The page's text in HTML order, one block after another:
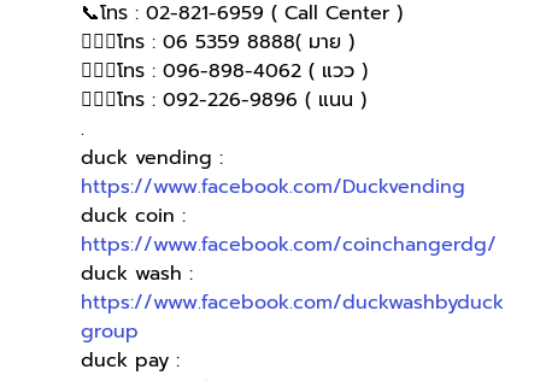
📞โทร : 02-821-6959 ( Call Center )
🙋🏻‍♀️โทร : 06 5359 8888( มาย )
🙋🏻‍♀โทร : 096-898-4062 ( แวว )
🙋🏻‍♀️โทร : 092-226-9896 ( แนน )
.
duck vending :
https://www.facebook.com/Duckvending
duck coin :
https://www.facebook.com/coinchangerdg/
duck wash :
https://www.facebook.com/duckwashbyduck
group
duck pay :